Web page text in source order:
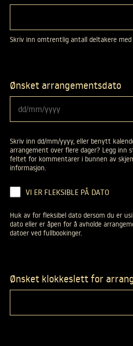
Skriv inn omtrentlig antall deltakere
Ønsket arrangementsdato
Skriv inn dd/mm/yyyy, eller benytt
arrangement over flere dager? Legg inn
feltet for kommentarer i bunnen av
informasjon.
FOR
FLEKSIBEL
DATO
PÅ
ARRANGEMENTETS
VI ER FLEKSIBLE PÅ DATO
Huk av for fleksibel dato dersom du er
dato eller er åpen for å avholde
datoer ved fullbookinger.
Ønsket klokkeslett for